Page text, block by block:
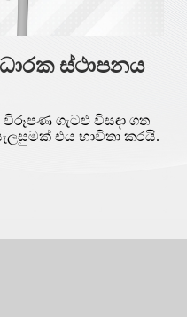
ස්ථාපනය
විරූපණ ගැටළු විසඳා ගත
එය භාවිතා කරයි.